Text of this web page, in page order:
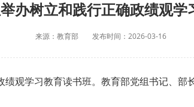
办树立和践行正确政绩观学
来源：教育部 发布时间：2026-03-16
观学习教育读书班。教育部党组书记、部